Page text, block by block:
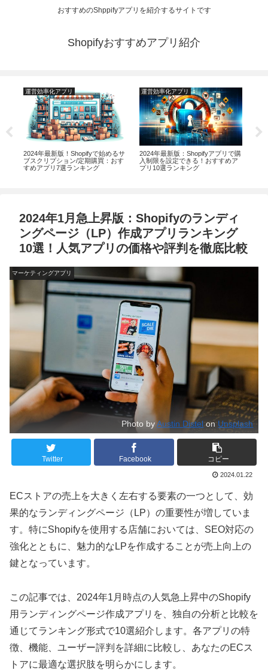
おすすめのShppifyアプリを紹介するサイトです
Shopifyおすすめアプリ紹介
運営効率化アプリ
2024年最新版！Shopifyで始めるサ
ブスクリプション/定期購買：おす
すめアプリ7選ランキング
運営効率化アプリ
2024年最新版：Shopifyアプリで購
入制限を設定できる！おすすめア
プリ10選ランキング
2024年1月急上昇版：Shopifyのランディ
ングページ（LP）作成アプリランキング
10選！人気アプリの価格や評判を徹底比較
マーケティングアプリ
Photo byAustin DistelonUnsplash
Twitter Facebook コピー
2024.01.22
ECストアの売上を大きく左右する要素の一つとして、効
果的なランディングページ（LP）の重要性が増していま
す。特にShopifyを使用する店舗においては、SEO対応の
強化とともに、魅力的なLPを作成することが売上向上の
鍵となっています。
この記事では、2024年1月時点の人気急上昇中のShopify
用ランディングページ作成アプリを、独自の分析と比較を
通じてランキング形式で10選紹介します。各アプリの特
徴、機能、ユーザー評判を詳細に比較し、あなたのECス
トアに最適な選択肢を明らかにします。